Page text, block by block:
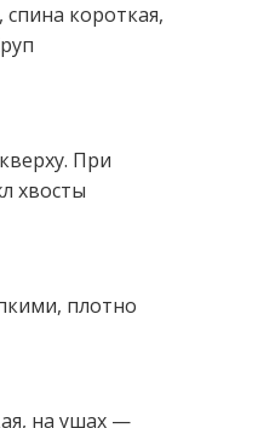
короткая,
При
хвосты
плотно
на ушах —